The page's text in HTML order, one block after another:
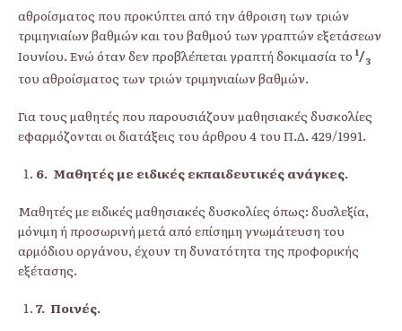
αθροίσματος που προκύπτει από την άθροιση των τριών
τριμη­νιαίων βαθμών και του βαθμού των γραπτών εξετά­σεων
Ιουνίου. Ενώ όταν δεν προβλέπεται γραπτή δοκιμασία το 1/3
του αθροίσματος των τριών τριμηνιαίων βαθμών.
Για τους μαθητές που παρουσιάζουν μαθησια­κές δυσκολίες
εφαρμόζονται οι διατάξεις του άρ­θρου 4 του Π.Δ. 429/1991.
6. Μαθητές με ειδικές εκπαιδευτικές ανάγκες.
Μαθητές με ειδικές μαθησιακές δυσκολίες όπως: δυσλεξία,
μόνιμη ή προσωρινή μετά από επίσημη γνωμάτευση του
αρμόδιου οργάνου, έχουν τη δυνατότητα της προφορικής
εξέτασης.
7. Ποινές.